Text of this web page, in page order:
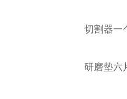
切割器一
研磨垫六